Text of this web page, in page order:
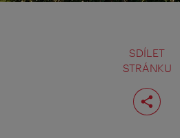
SDÍLET
STRÁNKU
Rozdělit
stranu